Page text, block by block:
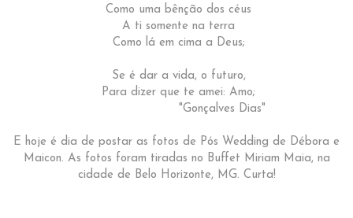
Como uma bênção dos céus
A ti somente na terra
Como lá em cima a Deus;
Se é dar a vida, o futuro,
Para dizer que te amei: Amo;
"Gonçalves Dias"
E hoje é dia de postar as fotos de Pós Wedding de Débora e
Maicon. As fotos foram tiradas no Buffet Miriam Maia, na
cidade de Belo Horizonte, MG. Curta!